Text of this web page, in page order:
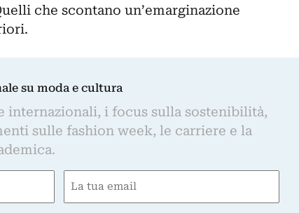
che scontano un’emarginazione
su moda e cultura
internazionali, i focus sulla sostenibilità,
sulle fashion week, le carriere e la
Email